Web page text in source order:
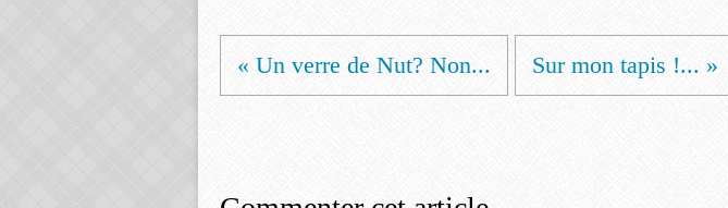
« Un verre de Nut? Non... Sur mon tapis !... »